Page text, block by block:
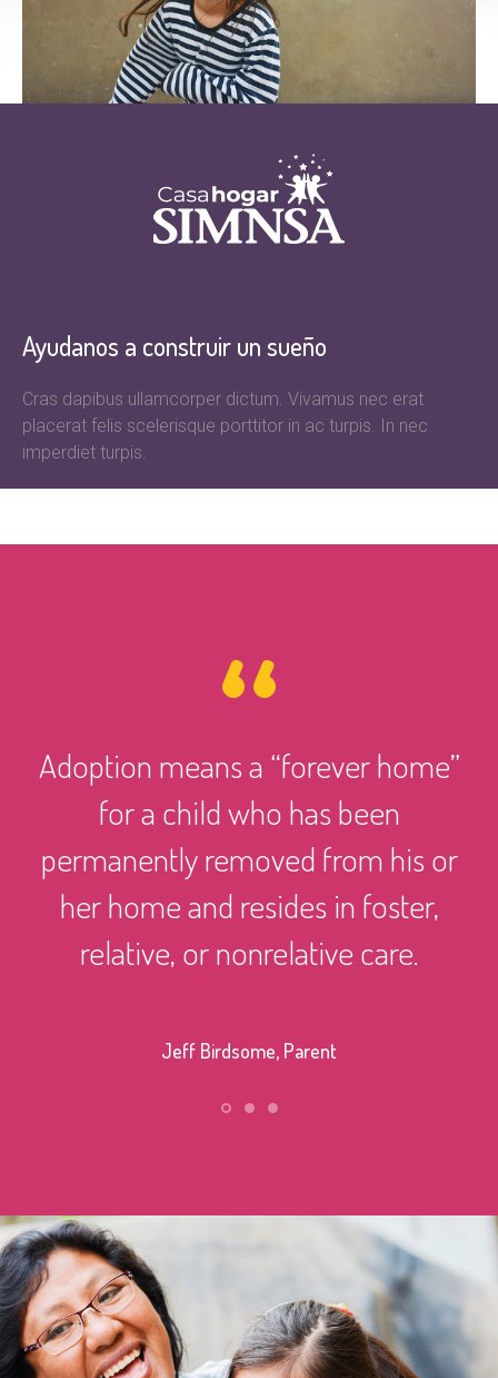
Ayudanos a construir un sueño
Cras dapibus ullamcorper dictum. Vivamus nec erat
placerat felis scelerisque porttitor in ac turpis. In nec
imperdiet turpis.
Adoption means a “forever home”
for a child who has been
permanently removed from his or
her home and resides in foster,
relative, or nonrelative care.
Jeff Birdsome, Parent